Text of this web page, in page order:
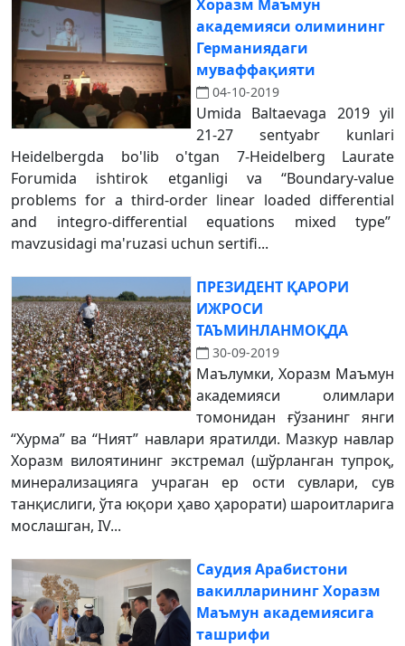
Хоразм Маъмун
академияси олимининг
Германиядаги
муваффақияти
04-10-2019
Umida Baltaevaga 2019 yil
21-27 sentyabr kunlari
Heidelbergda bo'lib o'tgan 7-Heidelberg Laurate
Forumida ishtirok etganligi va “Boundary-value
problems for a third-order linear loaded differential
and integro-differential equations mixed type”
mavzusidagi ma'ruzasi uchun sertifi...
ПРЕЗИДЕНТ ҚАРОРИ
ИЖРОСИ
ТАЪМИНЛАНМОҚДА
30-09-2019
Маълумки, Хоразм Маъмун
академияси олимлари
томонидан ғўзанинг янги
“Хурма” ва “Ният” навлари яратилди. Мазкур навлар
Хоразм вилоятининг экстремал (шўрланган тупроқ,
минерализацияга учраган ер ости сувлари, сув
танқислиги, ўта юқори ҳаво ҳарорати) шароитларига
мослашган, IV...
Саудия Арабистони
вакилларининг Хоразм
Маъмун академиясига
ташрифи